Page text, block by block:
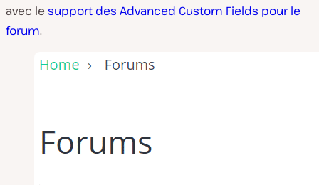
avec le support des Advanced Custom Fields pour le
forum.